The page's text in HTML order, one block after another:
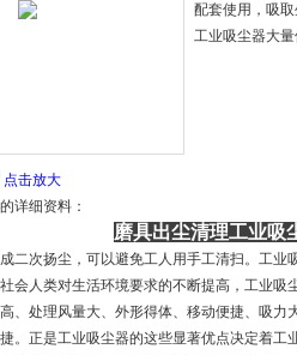
点击放大
配套使用，吸
工业吸尘器大
的详细资料：
磨具出尘清理工业吸
二次扬尘，可以避免工人用手工清扫。工
会人类对生活环境要求的不断提高，工业吸
、处理风量大、外形得体、移动便捷、吸
。正是工业吸尘器的这些显著优点决定着工